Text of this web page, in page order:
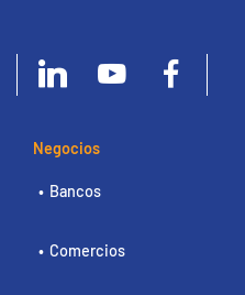
Negocios
Bancos
Comercios